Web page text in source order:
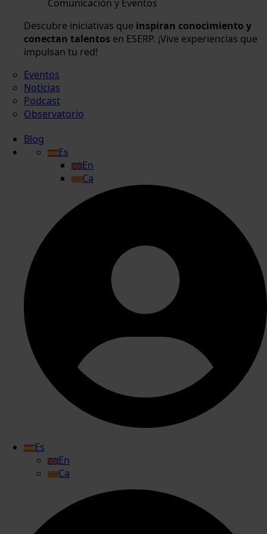
Comunicación y Eventos
Descubre iniciativas que inspiran conocimiento y
conectan talentos en ESERP. ¡Vive experiencias que
impulsan tu red!
Eventos
Noticias
Podcast
Observatorio
Blog
Es
En
Ca
Es
En
Ca